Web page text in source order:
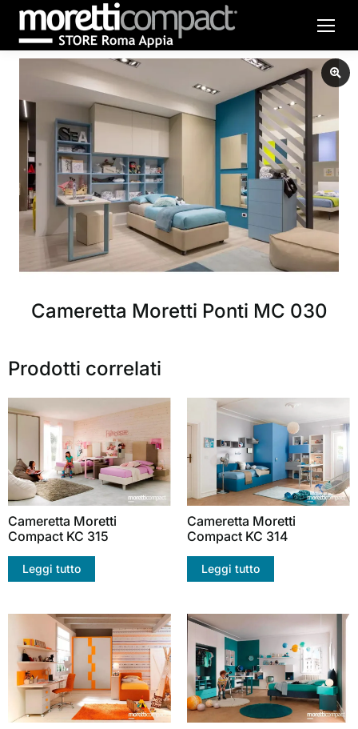
Cameretta Moretti Ponti MC 030
Prodotti correlati
Cameretta Moretti
Compact KC 315
Leggi tutto
Cameretta Moretti
Compact KC 314
Leggi tutto